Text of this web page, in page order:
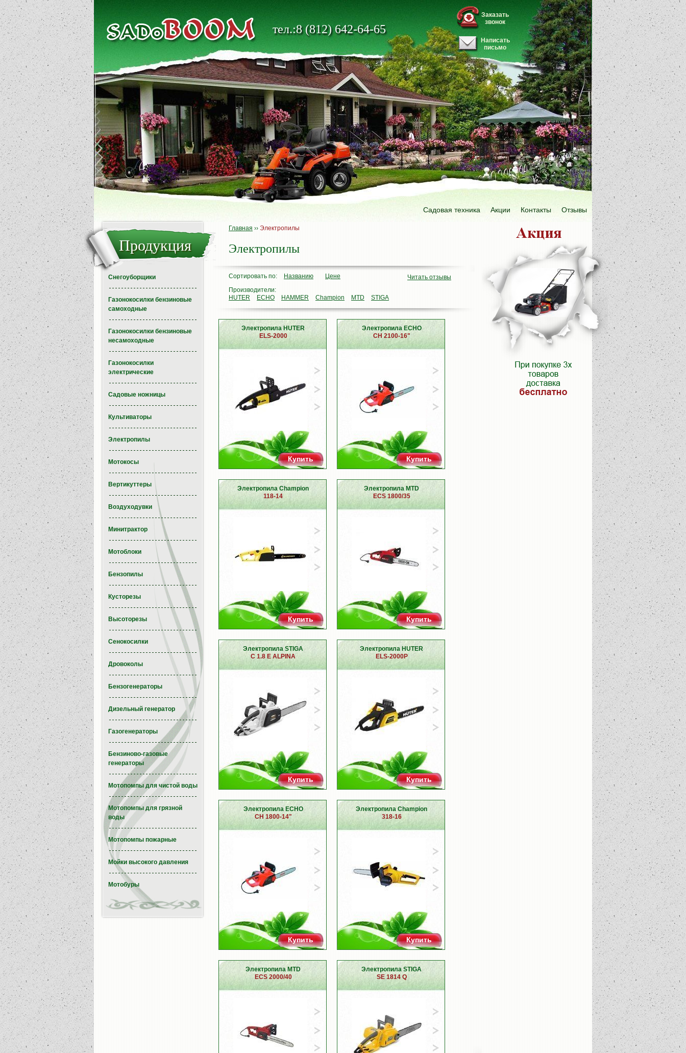
тел.:8 (812) 642-64-65
Заказать
звонок
Написать
письмо
Садовая техника Акции Контакты Отзывы
Главная ›› Электропилы
Электропилы
Сортировать по: Названию Цене
Читать отзывы
Производители:
HUTER
ECHO HAMMER Champion MTD STIGA
Электропила HUTER
ELS-2000
Купить
Электропила ECHO
CH 2100-16"
Купить
Электропила Champion
118-14
Купить
Электропила MTD
ECS 1800/35
Купить
Электропила STIGA
C 1.8 E ALPINA
Купить
Электропила HUTER
ELS-2000P
Купить
Электропила ECHO
CH 1800-14"
Купить
Электропила Champion
318-16
Купить
Электропила MTD
ECS 2000/40
Электропила STIGA
SE 1814 Q
Продукция
Снегоуборщики
Газонокосилки бензиновые
самоходные
Газонокосилки бензиновые
несамоходные
Газонокосилки
электрические
Садовые ножницы
Культиваторы
Электропилы
Мотокосы
Вертикуттеры
Воздуходувки
Минитрактор
Мотоблоки
Бензопилы
Кусторезы
Высоторезы
Сенокосилки
Дровоколы
Бензогенераторы
Дизельный генератор
Газогенераторы
Бензиново-газовые
генераторы
Мотопомпы для чистой воды
Мотопомпы для грязной
воды
Мотопомпы пожарные
Мойки высокого давления
Мотобуры